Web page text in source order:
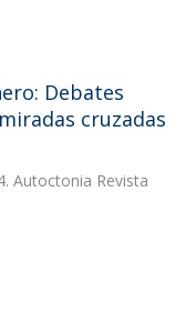
Debates
cruzadas
Autoctonia Revista